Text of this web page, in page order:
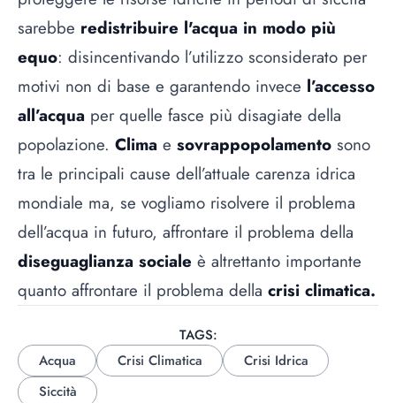
sarebbe redistribuire l'acqua in modo più
equo: disincentivando l’utilizzo sconsiderato per
motivi non di base e garantendo invece l’accesso
all’acqua per quelle fasce più disagiate della
popolazione. Clima e sovrappopolamento sono
tra le principali cause dell’attuale carenza idrica
mondiale ma, se vogliamo risolvere il problema
dell’acqua in futuro, affrontare il problema della
diseguaglianza sociale è altrettanto importante
quanto affrontare il problema della crisi climatica.
TAGS:
Acqua
Crisi Climatica
Crisi Idrica
Siccità